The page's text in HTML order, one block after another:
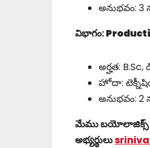
అనుభవం: 3
విభాగం:
అర్హత:
హోదా:
అనుభవం: 2
మేము బయోలాజిక్స్
అభ్యర్థులు